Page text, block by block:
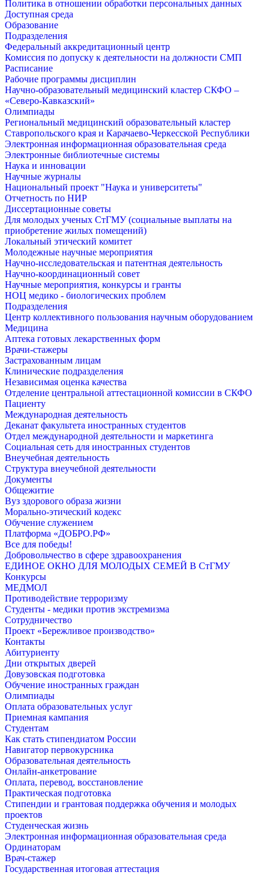
Политика в отношении обработки персональных данных
Доступная среда
Образование
Подразделения
Федеральный аккредитационный центр
Комиссия по допуску к деятельности на должности СМП
Расписание
Рабочие программы дисциплин
Научно-образовательный медицинский кластер СКФО –
«Северо-Кавказский»
Олимпиады
Региональный медицинский образовательный кластер
Ставропольского края и Карачаево-Черкесской Республики
Электронная информационная образовательная среда
Электронные библиотечные системы
Наука и инновации
Научные журналы
Национальный проект "Наука и университеты"
Отчетность по НИР
Диссертационные советы
Для молодых ученых СтГМУ (социальные выплаты на
приобретение жилых помещений)
Локальный этический комитет
Молодежные научные мероприятия
Научно-исследовательская и патентная деятельность
Научно-координационный совет
Научные мероприятия, конкурсы и гранты
НОЦ медико - биологических проблем
Подразделения
Центр коллективного пользования научным оборудованием
Медицина
Аптека готовых лекарственных форм
Врачи-стажеры
Застрахованным лицам
Клинические подразделения
Независимая оценка качества
Отделение центральной аттестационной комиссии в СКФО
Пациенту
Международная деятельность
Деканат факультета иностранных студентов
Отдел международной деятельности и маркетинга
Социальная сеть для иностранных студентов
Внеучебная деятельность
Структура внеучебной деятельности
Документы
Общежитие
Вуз здорового образа жизни
Морально-этический кодекс
Обучение служением
Платформа «ДОБРО.РФ»
Все для победы!
Добровольчество в сфере здравоохранения
ЕДИНОЕ ОКНО ДЛЯ МОЛОДЫХ СЕМЕЙ В СтГМУ
Конкурсы
МЕДМОЛ
Противодействие терроризму
Студенты - медики против экстремизма
Сотрудничество
Проект «Бережливое производство»
Контакты
Абитуриенту
Дни открытых дверей
Довузовская подготовка
Обучение иностранных граждан
Олимпиады
Оплата образовательных услуг
Приемная кампания
Студентам
Как стать стипендиатом России
Навигатор первокурсника
Образовательная деятельность
Онлайн-анкетрование
Оплата, перевод, восстановление
Практическая подготовка
Стипендии и грантовая поддержка обучения и молодых
проектов
Студенческая жизнь
Электронная информационная образовательная среда
Ординаторам
Врач-стажер
Государственная итоговая аттестация